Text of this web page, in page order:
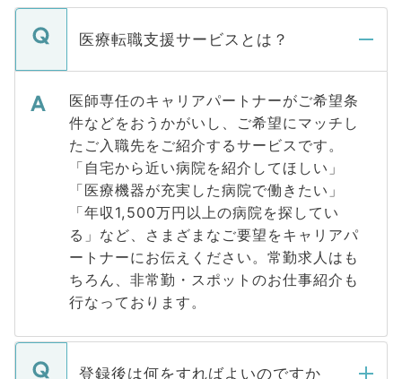
医療転職支援サービスとは？
医師専任のキャリアパートナーがご希望条
件などをおうかがいし、ご希望にマッチし
たご入職先をご紹介するサービスです。
「自宅から近い病院を紹介してほしい」
「医療機器が充実した病院で働きたい」
「年収1,500万円以上の病院を探してい
る」など、さまざまなご要望をキャリアパ
ートナーにお伝えください。常勤求人はも
ちろん、非常勤・スポットのお仕事紹介も
行なっております。
登録後は何をすればよいのですか